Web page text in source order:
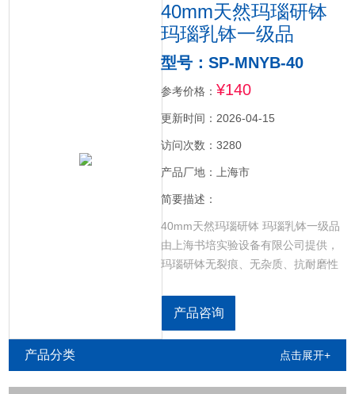
40mm天然玛瑙研钵
玛瑙乳钵一级品
型号：SP-MNYB-40
参考价格： ¥140
更新时间：2026-04-15
访问次数：3280
产品厂地：上海市
简要描述：
40mm天然玛瑙研钵 玛瑙乳钵一级品
由上海书培实验设备有限公司提供，
玛瑙研钵无裂痕、无杂质、抗耐磨性
确性。玛瑙研钵选用进口原料精心打
磨加工制成,*玛瑙石研制。光泽度优
质、抗腐蚀性强，可在酸性研磨材料
产品咨询
产品分类 点击展开+